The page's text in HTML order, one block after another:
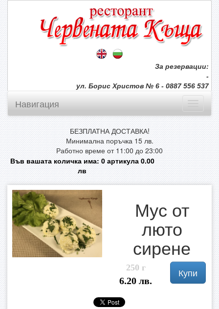
За резервации:
-
ул. Борис Христов № 6 - 0887 556 537
Навигация
БЕЗПЛАТНА ДОСТАВКА!
Минимална поръчка 15 лв.
Работно време от 11:00 до 23:00
Във вашата количка има:0артикула0.00
лв
Мус от
люто
сирене
250 г
6.20 лв.
Купи